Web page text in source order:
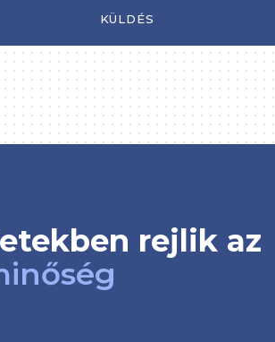
KÜLDÉS
rejlik az